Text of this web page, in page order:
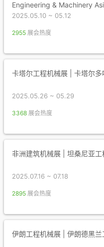
Engineering & Machinery
2025.05.10 ~ 05.12
2955 展会热度
卡塔尔工程机械展 | 卡塔尔
2025.05.26 ~ 05.29
3368 展会热度
非洲建筑机械展 | 坦桑尼亚
2025.07.16 ~ 07.18
2895 展会热度
伊朗工程机械展 | 伊朗德黑